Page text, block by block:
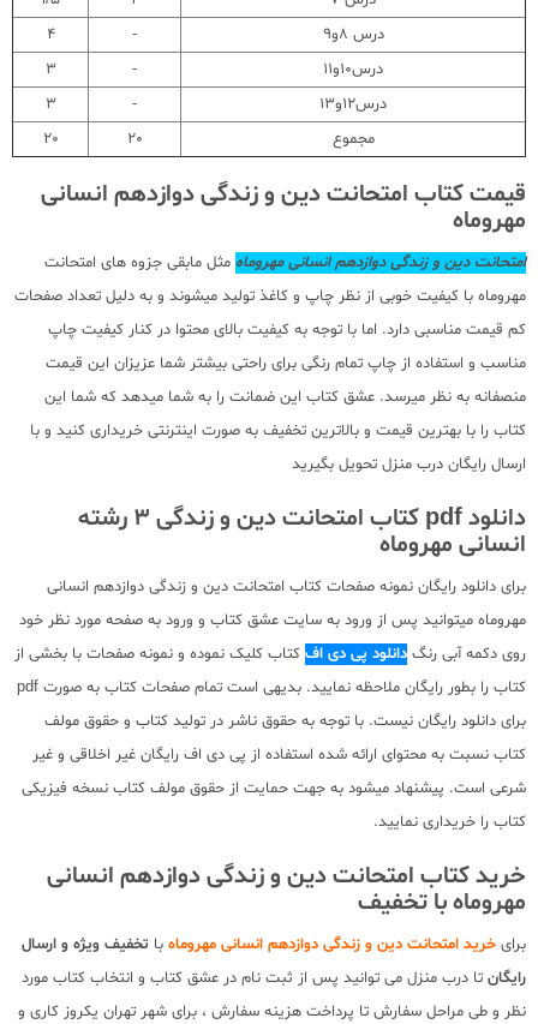
درس 8و9
-
4
درس10و11
-
3
درس12و13
-
3
مجموع
20
20
قیمت کتاب امتحانت دین و زندگی دوازدهم انسانی
مهروماه
امتحانت دین و زندگی دوازدهم انسانی مهروماه مثل مابقی جزوه های امتحانت
مهروماه با کیفیت خوبی از نظر چاپ و کاغذ تولید میشوند و به دلیل تعداد صفحات
کم قیمت مناسبی دارد. اما با توجه به کیفیت بالای محتوا در کنار کیفیت چاپ
مناسب و استفاده از چاپ تمام رنگی برای راحتی بیشتر شما عزیزان این قیمت
منصفانه به نظر میرسد. عشق کتاب این ضمانت را به شما میدهد که شما این
کتاب را با بهترین قیمت و بالاترین تخفیف به صورت اینترنتی خریداری کنید و با
ارسال رایگان درب منزل تحویل بگیرید
دانلود pdf کتاب امتحانت دین و زندگی 3 رشته
انسانی مهروماه
برای دانلود رایگان نمونه صفحات کتاب امتحانت دین و زندگی دوازدهم انسانی
مهروماه میتوانید پس از ورود به سایت عشق کتاب و ورود به صفحه مورد نظر خود
روی دکمه آبی رنگ دانلود پی دی اف کتاب کلیک نموده و نمونه صفحات با بخشی از
کتاب را بطور رایگان ملاحظه نمایید. بدیهی است تمام صفحات کتاب به صورت pdf
برای دانلود رایگان نیست. با توجه به حقوق ناشر در تولید کتاب و حقوق مولف
کتاب نسبت به محتوای ارائه شده استفاده از پی دی اف رایگان غیر اخلاقی و غیر
شرعی است. پیشنهاد میشود به جهت حمایت از حقوق مولف کتاب نسخه فیزیکی
کتاب را خریداری نمایید.
خرید کتاب امتحانت دین و زندگی دوازدهم انسانی
مهروماه با تخفیف
برای خرید امتحانت دین و زندگی دوازدهم انسانی مهروماه با تخفیف ویژه و ارسال
رایگان تا درب منزل می توانید پس از ثبت نام در عشق کتاب و انتخاب کتاب مورد
نظر و طی مراحل سفارش تا پرداخت هزینه سفارش ، برای شهر تهران یکروز کاری و